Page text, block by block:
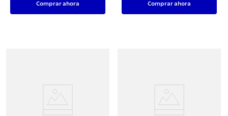
Comprar ahora Comprar ahora